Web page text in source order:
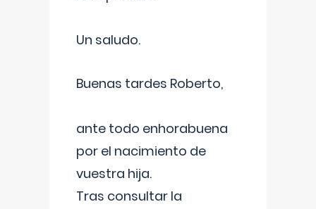
Un saludo.
Buenas tardes Roberto,
ante todo enhorabuena
por el nacimiento de
vuestra hija.
Tras consultar la